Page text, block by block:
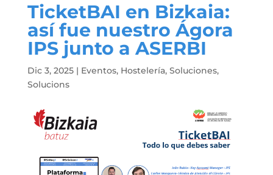
TicketBAI en Bizkaia:
así fue nuestro Ágora
IPS junto a ASERBI
Dic 3, 2025| Eventos, Hostelería, Soluciones,
Solucions